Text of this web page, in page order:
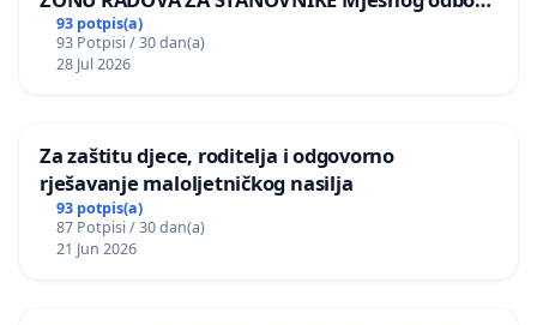
Kamensko i Lemić Brdo
93 potpis(a)
93 Potpisi / 30 dan(a)
28 Jul 2026
Za zaštitu djece, roditelja i odgovorno
rješavanje maloljetničkog nasilja
93 potpis(a)
87 Potpisi / 30 dan(a)
21 Jun 2026